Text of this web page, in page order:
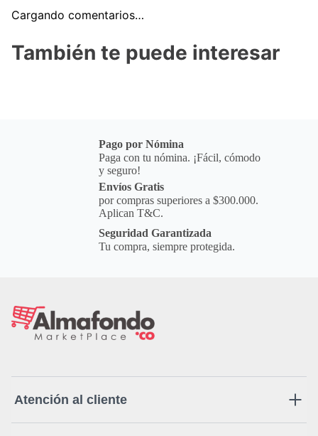
Cargando comentarios…
También te puede interesar
Pago por Nómina
Paga con tu nómina. ¡Fácil, cómodo
y seguro!
Envíos Gratis
por compras superiores a $300.000.
Aplican T&C.
Seguridad Garantizada
Tu compra, siempre protegida.
Atención al cliente